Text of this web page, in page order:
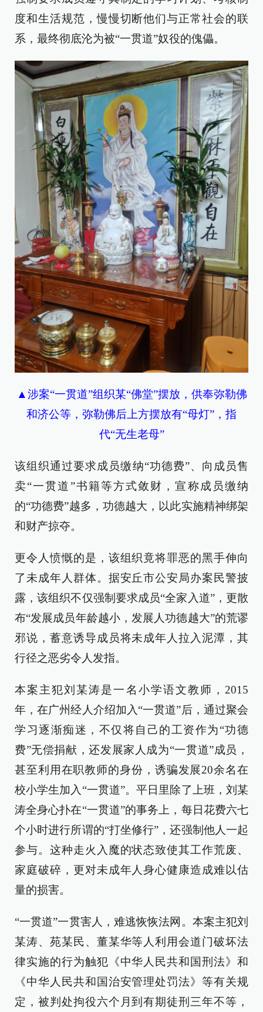
度和生活规范，慢慢切断他们与正常社会的联
系，最终彻底沦为被“一贯道”奴役的傀儡。
▲涉案“一贯道”组织某“佛堂”摆放，供奉弥勒佛
和济公等，弥勒佛后上方摆放有“母灯”，指
代“无生老母”
该组织通过要求成员缴纳“功德费”、向成员售
卖“一贯道”书籍等方式敛财，宣称成员缴纳
的“功德费”越多，功德越大，以此实施精神绑架
和财产掠夺。
更令人愤慨的是，该组织竟将罪恶的黑手伸向
了未成年人群体。据安丘市公安局办案民警披
露，该组织不仅强制要求成员“全家入道”，更散
布“发展成员年龄越小，发展人功德越大”的荒谬
邪说，蓄意诱导成员将未成年人拉入泥潭，其
行径之恶劣令人发指。
本案主犯刘某涛是一名小学语文教师，2015
年，在广州经人介绍加入“一贯道”后，通过聚会
学习逐渐痴迷，不仅将自己的工资作为“功德
费”无偿捐献，还发展家人成为“一贯道”成员，
甚至利用在职教师的身份，诱骗发展20余名在
校小学生加入“一贯道”。平日里除了上班，刘某
涛全身心扑在“一贯道”的事务上，每日花费六七
个小时进行所谓的“打坐修行”，还强制他人一起
参与。这种走火入魔的状态致使其工作荒废、
家庭破碎，更对未成年人身心健康造成难以估
量的损害。
“一贯道”一贯害人，难逃恢恢法网。本案主犯刘
某涛、苑某民、董某华等人利用会道门破坏法
律实施的行为触犯《中华人民共和国刑法》和
《中华人民共和国治安管理处罚法》等有关规
定，被判处拘役六个月到有期徒刑三年不等，